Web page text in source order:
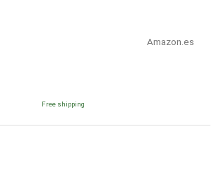
Amazon.es
Free shipping